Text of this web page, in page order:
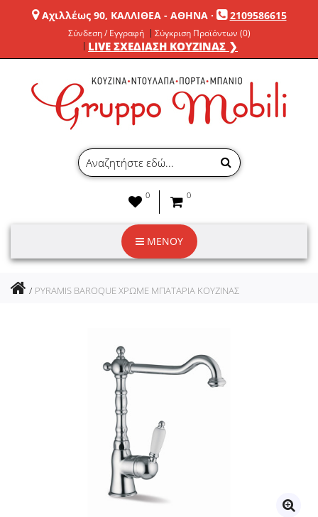
Αχιλλέως 90, ΚΑΛΛΙΘΕΑ - ΑΘΗΝΑ· 2109586615
Σύνδεση / Εγγραφή Σύγκριση Προϊόντων (0)
LIVE ΣΧΕΔΙΑΣΗ ΚΟΥΖΙΝΑΣ ❯
0 0
ΜΕΝΟΥ
PYRAMIS BAROQUE ΧΡΩΜΕ ΜΠΑΤΑΡΙΑ ΚΟΥΖΙΝΑΣ